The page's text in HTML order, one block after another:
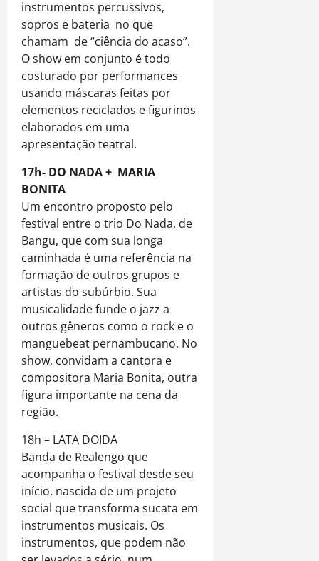
instrumentos percussivos,
sopros e bateria no que
chamam de “ciência do acaso”.
O show em conjunto é todo
costurado por performances
usando máscaras feitas por
elementos reciclados e figurinos
elaborados em uma
apresentação teatral.
17h- DO NADA + MARIA
BONITA
Um encontro proposto pelo
festival entre o trio Do Nada, de
Bangu, que com sua longa
caminhada é uma referência na
formação de outros grupos e
artistas do subúrbio. Sua
musicalidade funde o jazz a
outros gêneros como o rock e o
manguebeat pernambucano. No
show, convidam a cantora e
compositora Maria Bonita, outra
figura importante na cena da
região.
18h – LATA DOIDA
Banda de Realengo que
acompanha o festival desde seu
início, nascida de um projeto
social que transforma sucata em
instrumentos musicais. Os
instrumentos, que podem não